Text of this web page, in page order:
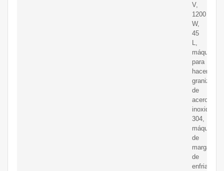
V,
1200
W,
45
máquina
para
hacer
granizados
de
acero
inoxidable
304,
máquina
de
margarita
de